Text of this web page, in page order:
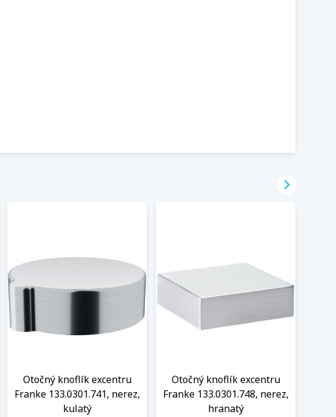
Otočný knoflík excentru
Franke 133.0301.741, nerez,
kulatý
Otočný knoflík excentru
Franke 133.0301.748, nerez,
hranatý
